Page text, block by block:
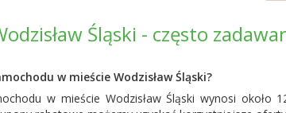
Śląski - często
w mieście Wodzisław Śląski?
w mieście Wodzisław Śląski wynosi około